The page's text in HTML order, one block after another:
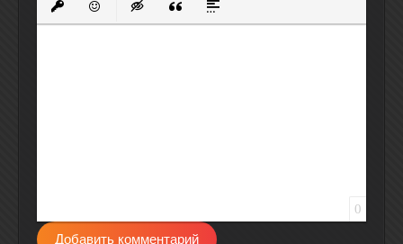
Вставить защищенную ссылку
Вставить смайлик
Вставка скрытого текста
Вставка цитаты
Вставка спойлера
0
Добавить комментарий